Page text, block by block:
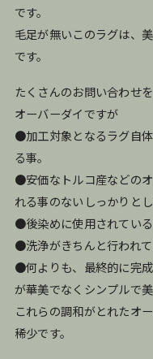
です。
毛足が無いこのラグは、
です。
たくさんのお問い合わせ
オーバーダイですが
●加工対象となるラグ自
る事。
●安価なトルコ産などの
れる事のないしっかりと
●後染めに使用されている
●洗浄がきちんと行われて
●何よりも、最終的に完
が華美でなくシンプルで美
これらの調和がとれたオ
稀少です。